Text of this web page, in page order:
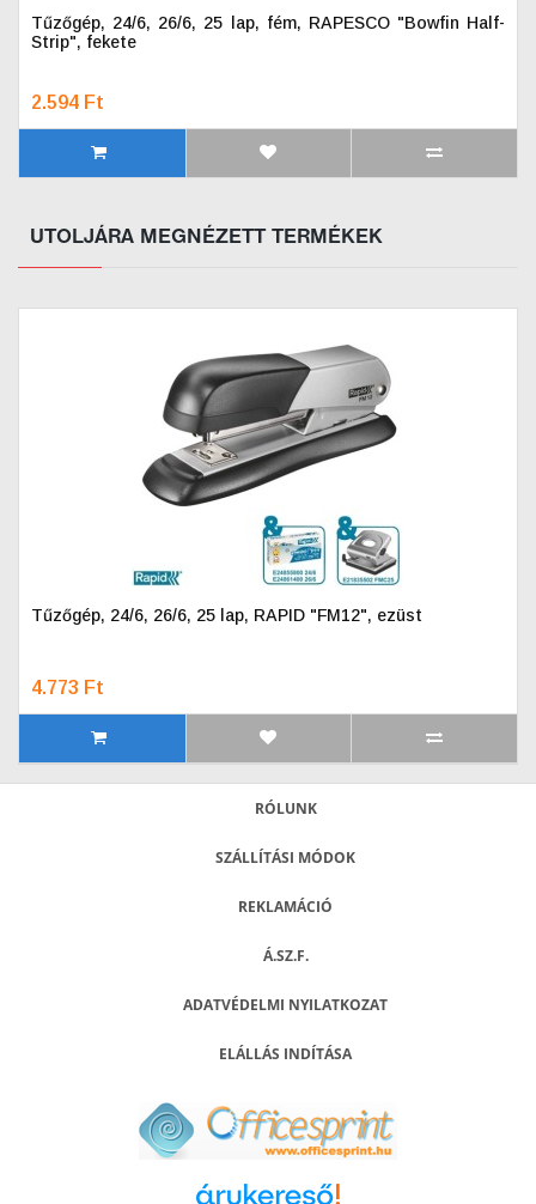
Tűzőgép, 24/6, 26/6, 25 lap, fém, RAPESCO "Bowfin Half-
Strip", fekete
2.594 Ft
UTOLJÁRA MEGNÉZETT TERMÉKEK
Tűzőgép, 24/6, 26/6, 25 lap, RAPID "FM12", ezüst
4.773 Ft
RÓLUNK
SZÁLLÍTÁSI MÓDOK
REKLAMÁCIÓ
Á.SZ.F.
ADATVÉDELMI NYILATKOZAT
ELÁLLÁS INDÍTÁSA